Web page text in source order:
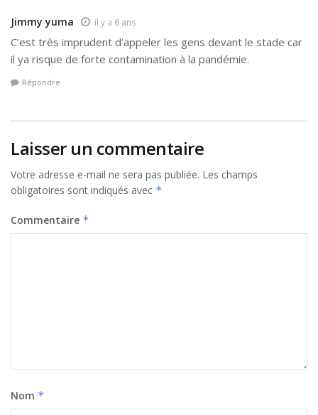
Jimmy yuma il y a 6 ans
C’est très imprudent d’appeler les gens devant le stade car
il ya risque de forte contamination à la pandémie.
Répondre
Laisser un commentaire
Votre adresse e-mail ne sera pas publiée. Les champs
obligatoires sont indiqués avec *
Commentaire *
Nom *